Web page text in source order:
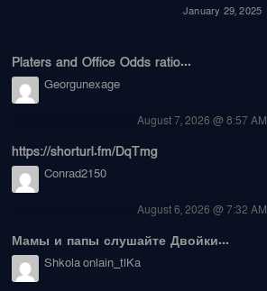
January 29, 2025
Platers and Office Odds ratio...
Georgunexage
August 7, 2026 @ 8:57 AM
https://shorturl.fm/DqTmg
Conrad2150
August 6, 2026 @ 7:32 AM
Мамы и папы слушайте Двойки...
Shkola onlain_tlKa